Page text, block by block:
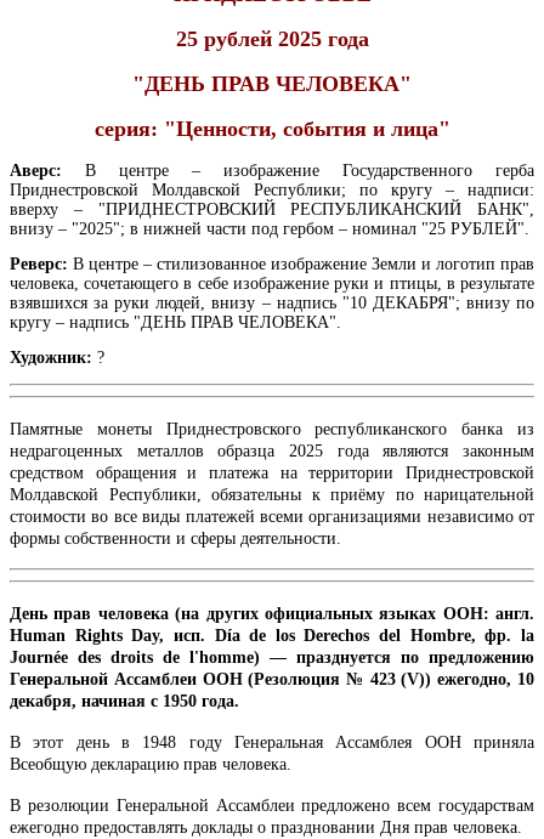
25 рублей 2025 года
"ДЕНЬ ПРАВ ЧЕЛОВЕКА"
серия: "Ценности, события и лица"
Аверс: В центре – изображение Государственного герба
Приднестровской Молдавской Республики; по кругу – надписи:
вверху – "ПРИДНЕСТРОВСКИЙ РЕСПУБЛИКАНСКИЙ БАНК",
внизу – "2025"; в нижней части под гербом – номинал "25 РУБЛЕЙ".
Реверс: В центре – стилизованное изображение Земли и логотип прав
человека, сочетающего в себе изображениеруки и птицы, в результате
взявшихся за руки людей, внизу – надпись "10 ДЕКАБРЯ"; внизу по
кругу – надпись "ДЕНЬ ПРАВ ЧЕЛОВЕКА".
Художник: ?
Памятные монеты Приднестровского республиканского банка из
недрагоценных металлов образца 2025 года являются законным
средством обращения и платежа на территории Приднестровской
Молдавской Республики, обязательны к приёму по нарицательной
стоимости во все виды платежей всеми организациями независимо от
формы собственности и сферы деятельности.
День прав человека (на других официальных языках ООН: англ.
Human Rights Day, исп. Día de los Derechos del Hombre, фр. la
Journée des droits de l'homme) — празднуется по предложению
Генеральной Ассамблеи ООН (Резолюция № 423 (V)) ежегодно, 10
декабря, начиная с 1950 года.
В этот день в 1948 году Генеральная Ассамблея ООН приняла
Всеобщую декларацию прав человека.
В резолюции Генеральной Ассамблеи предложено всем государствам
ежегодно предоставлять доклады о праздновании Дня прав человека.